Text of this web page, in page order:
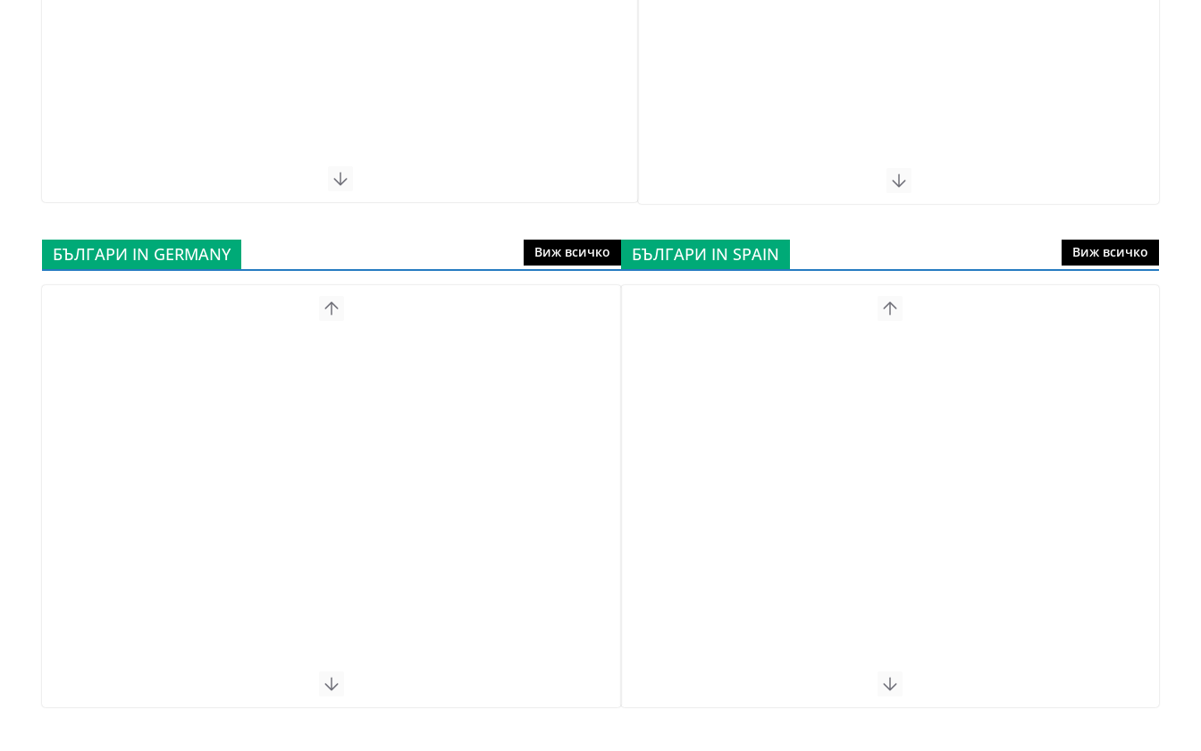
БЪЛГАРИ IN GERMANY Виж всичко БЪЛГАРИ IN SPAIN Виж всичко